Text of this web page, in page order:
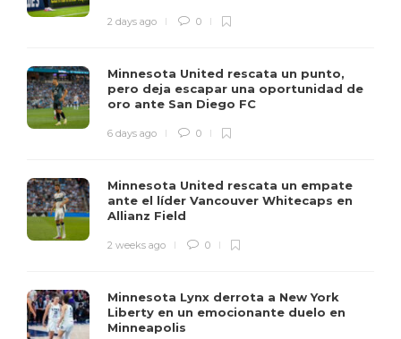
2 days ago 0
Minnesota United rescata un punto,
pero deja escapar una oportunidad de
oro ante San Diego FC
6 days ago 0
Minnesota United rescata un empate
ante el líder Vancouver Whitecaps en
Allianz Field
2 weeks ago 0
Minnesota Lynx derrota a New York
Liberty en un emocionante duelo en
Minneapolis